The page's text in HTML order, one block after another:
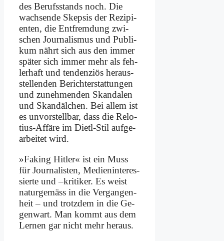
des Be­rufs­stands noch. Die
wach­sen­de Skep­sis der Re­zi­pi­
en­ten, die Ent­frem­dung zwi­
schen Jour­na­lis­mus und Pu­bli­
kum nährt sich aus den im­mer
spä­ter sich im­mer mehr als feh­
ler­haft und ten­den­zi­ös her­aus­
stel­len­den Be­richt­erstat­tun­gen
und zu­neh­men­den Skan­da­len
und Skan­däl­chen. Bei al­lem ist
es un­vor­stell­bar, dass die Re­lo­
ti­us-Af­fä­re im Dietl-Stil auf­ge­
ar­bei­tet wird.
»Fa­king Hit­ler« ist ein Muss
für Jour­na­li­sten, Me­di­en­in­ter­es­
sier­te und –kri­ti­ker. Es weist
na­tur­ge­mäss in die Ver­gan­gen­
heit – und trotz­dem in die Ge­
gen­wart. Man kommt aus dem
Ler­nen gar nicht mehr her­aus.